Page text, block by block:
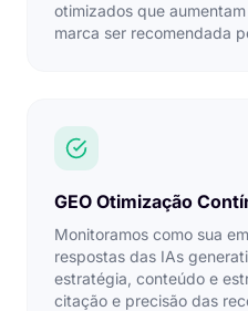
otimizados que
marca ser recomendada
GEO Otimização
Monitoramos como sua
respostas das IAs
estratégia, conteúdo e
citação e precisão das